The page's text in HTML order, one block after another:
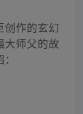
创作的玄幻
大师父的故